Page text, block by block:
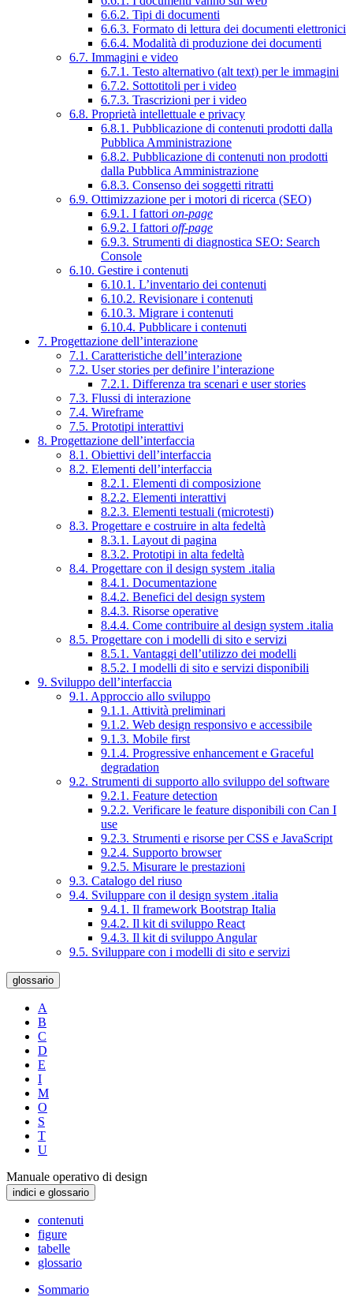
6.6.2. Tipi di documenti
6.6.3. Formato di lettura dei documenti elettronici
6.6.4. Modalità di produzione dei documenti
6.7. Immagini e video
6.7.1. Testo alternativo (alt text) per le immagini
6.7.2. Sottotitoli per i video
6.7.3. Trascrizioni per i video
6.8. Proprietà intellettuale e privacy
6.8.1. Pubblicazione di contenuti prodotti dalla
Pubblica Amministrazione
6.8.2. Pubblicazione di contenuti non prodotti
dalla Pubblica Amministrazione
6.8.3. Consenso dei soggetti ritratti
6.9. Ottimizzazione per i motori di ricerca (SEO)
6.9.1. I fattori on-page
6.9.2. I fattori off-page
6.9.3. Strumenti di diagnostica SEO: Search
Console
6.10. Gestire i contenuti
6.10.1. L’inventario dei contenuti
6.10.2. Revisionare i contenuti
6.10.3. Migrare i contenuti
6.10.4. Pubblicare i contenuti
7. Progettazione dell’interazione
7.1. Caratteristiche dell’interazione
7.2. User stories per definire l’interazione
7.2.1. Differenza tra scenari e user stories
7.3. Flussi di interazione
7.4. Wireframe
7.5. Prototipi interattivi
8. Progettazione dell’interfaccia
8.1. Obiettivi dell’interfaccia
8.2. Elementi dell’interfaccia
8.2.1. Elementi di composizione
8.2.2. Elementi interattivi
8.2.3. Elementi testuali (microtesti)
8.3. Progettare e costruire in alta fedeltà
8.3.1. Layout di pagina
8.3.2. Prototipi in alta fedeltà
8.4. Progettare con il design system .italia
8.4.1. Documentazione
8.4.2. Benefici del design system
8.4.3. Risorse operative
8.4.4. Come contribuire al design system .italia
8.5. Progettare con i modelli di sito e servizi
8.5.1. Vantaggi dell’utilizzo dei modelli
8.5.2. I modelli di sito e servizi disponibili
9. Sviluppo dell’interfaccia
9.1. Approccio allo sviluppo
9.1.1. Attività preliminari
9.1.2. Web design responsivo e accessibile
9.1.3. Mobile first
9.1.4. Progressive enhancement e Graceful
degradation
9.2. Strumenti di supporto allo sviluppo del software
9.2.1. Feature detection
9.2.2. Verificare le feature disponibili con Can I
use
9.2.3. Strumenti e risorse per CSS e JavaScript
9.2.4. Supporto browser
9.2.5. Misurare le prestazioni
9.3. Catalogo del riuso
9.4. Sviluppare con il design system .italia
9.4.1. Il framework Bootstrap Italia
9.4.2. Il kit di sviluppo React
9.4.3. Il kit di sviluppo Angular
9.5. Sviluppare con i modelli di sito e servizi
glossario
A
B
C
D
E
I
M
O
S
T
U
Manuale operativo di design
indici e glossario
contenuti
figure
tabelle
glossario
Sommario